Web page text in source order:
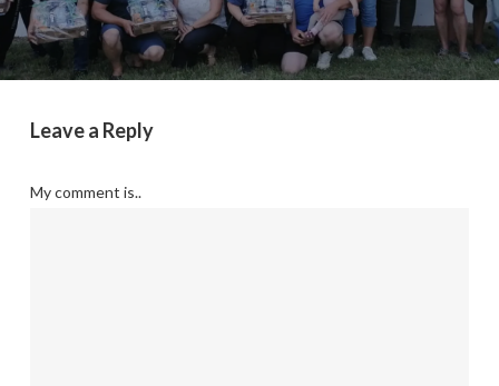
Leave a Reply
My comment is..